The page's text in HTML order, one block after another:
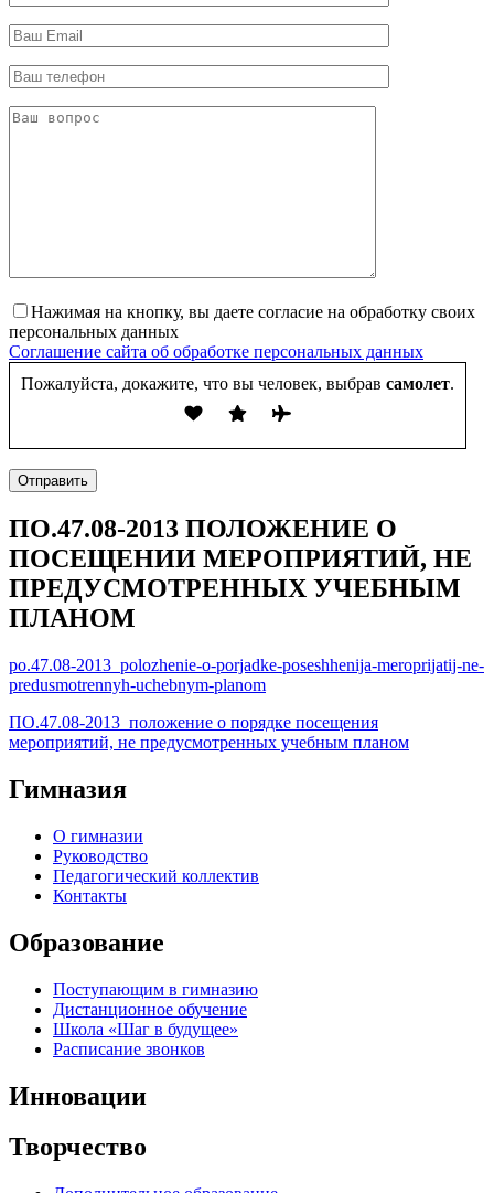
Нажимая на кнопку, вы даете согласие на обработку своих
персональных данных
Соглашение сайта об обработке персональных данных
Пожалуйста, докажите, что вы человек, выбрав самолет.
Отправить
ПО.47.08-2013 ПОЛОЖЕНИЕ О
ПОСЕЩЕНИИ МЕРОПРИЯТИЙ, НЕ
ПРЕДУСМОТРЕННЫХ УЧЕБНЫМ
ПЛАНОМ
po.47.08-2013_polozhenie-o-porjadke-poseshhenija-meroprijatij-ne-
predusmotrennyh-uchebnym-planom
ПО.47.08-2013_положение о порядке посещения
мероприятий, не предусмотренных учебным планом
Гимназия
О гимназии
Руководство
Педагогический коллектив
Контакты
Образование
Поступающим в гимназию
Дистанционное обучение
Школа «Шаг в будущее»
Расписание звонков
Инновации
Творчество